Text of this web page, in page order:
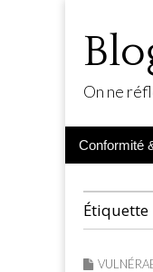
On ne
Main
Skip
Conformité
Étiquette